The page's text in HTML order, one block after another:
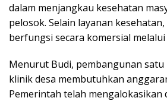
dalam menjangkau kesehatan
pelosok. Selain layanan
berfungsi secara komersial
Menurut Budi, pembangunan
klinik desa membutuhkan
Pemerintah telah mengalokasikan